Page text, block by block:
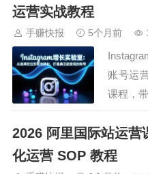
数字人
运营实战教程
手赚快报 5个月前
账号运
课程，
转化，
包含品
户转化
文资料
2026 阿里国际站运营
化运营 SOP 教程